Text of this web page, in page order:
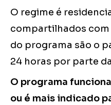
O regime é
compartilhados
do programa são o
24 horas por parte
O programa
ou é mais indicado